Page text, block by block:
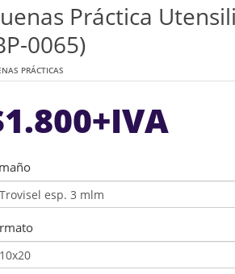
Práctica
0065)
PRÁCTICAS
1.800+IVA